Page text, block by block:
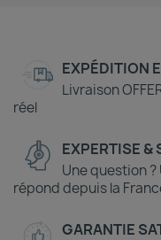
EXPÉDITION
Livraison
réel
EXPERTISE &
Une question
répond depuis la
GARANTIE